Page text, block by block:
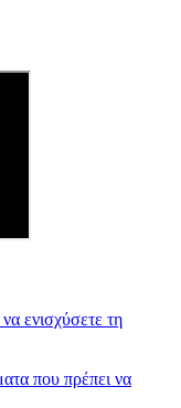
ενισχύσετε τη
που πρέπει να